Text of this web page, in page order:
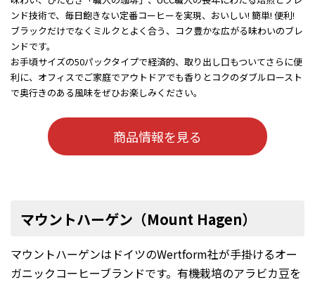
ンド技術で、毎日飽きない定番コーヒーを実現、おいしい! 簡単! 便利!
ブラックだけでなくミルクとよく合う、コク豊かな広がる味わいのブレ
ンドです。
お手頃サイズの50パックタイプで経済的、取り出し口もついてさらに便
利に、オフィスでご家庭でアウトドアでも香りとコクのダブルロースト
で奥行きのある風味をぜひお楽しみください。
商品情報を見る
マウントハーゲン（Mount Hagen）
マウントハーゲンはドイツのWertform社が手掛けるオー
ガニックコーヒーブランドです。有機栽培のアラビカ豆を